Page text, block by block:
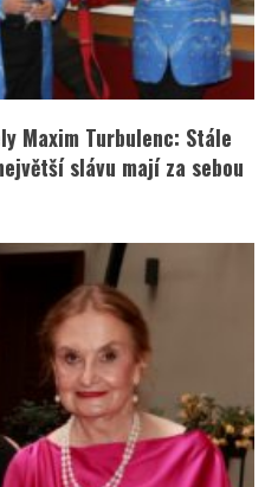
Maxim Turbulenc: Stále
slávu mají za sebou